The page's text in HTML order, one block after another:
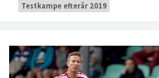
Testkampe efterår 2019